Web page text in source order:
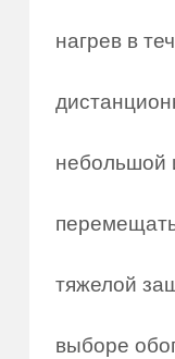
нагрев в
небольшой
тяжелой
выборе